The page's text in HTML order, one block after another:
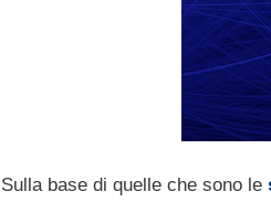
Sulla base di quelle che sono le